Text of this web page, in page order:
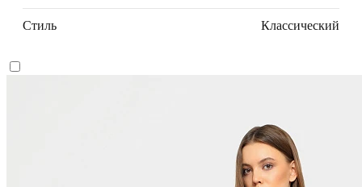
Стиль Классический